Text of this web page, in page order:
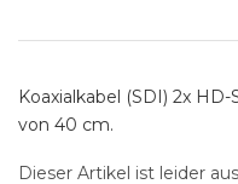
Dieser Artikel ist leider
Koaxialkabel (SDI) 2x
von 40 cm.